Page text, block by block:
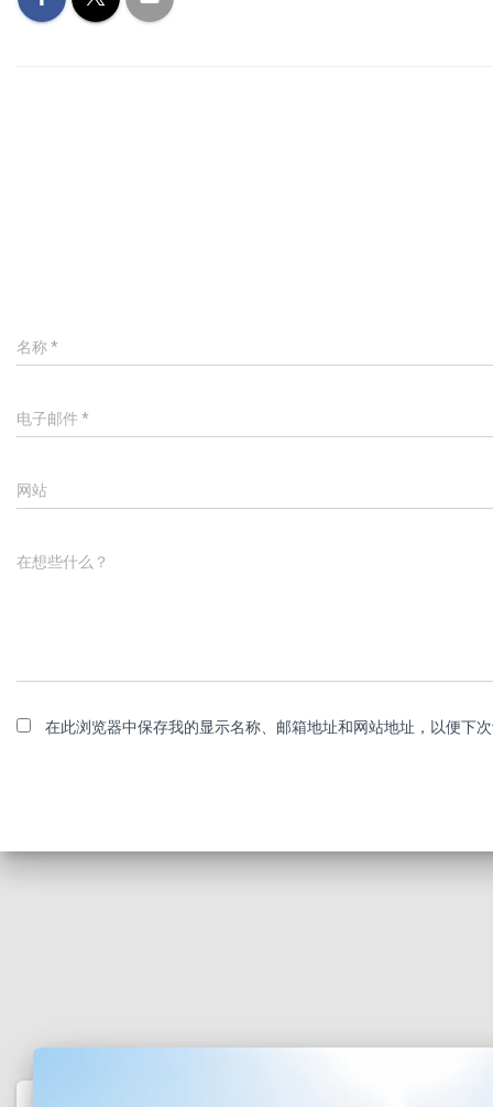
名称*
电子邮件 *
网站
在想些什么？
在此浏览器中保存我的显示名称、邮箱地址和网站地址，以便下